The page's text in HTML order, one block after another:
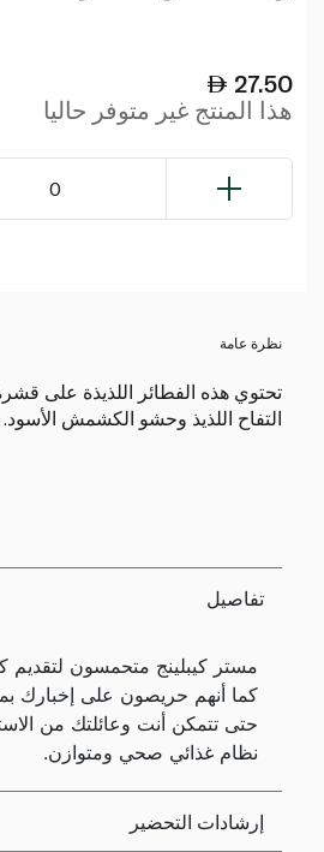
27.50
هذا المنتج غير متوفر حاليا
0
نظرة عامة
تحتوي هذه الفطائر اللذيذة على
التفاح اللذيذ وحشو الكشمش الأسود.
تفاصيل
مستر كيبلينج متحمسون لتقديم
كما أنهم حريصون على إخبارك
حتى تتمكن أنت وعائلتك من
نظام غذائي صحي ومتوازن.
إرشادات التحضير